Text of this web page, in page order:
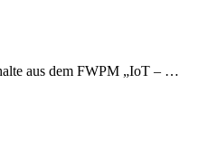
aus dem FWPM „IoT – …